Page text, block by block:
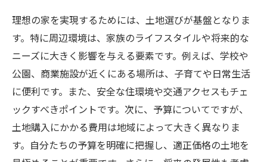
理想の家を実現するためには、土地選びが基盤となりま
す。特に周辺環境は、家族のライフスタイルや将来的な
ニーズに大きく影響を与える要素です。例えば、学校や
公園、商業施設が近くにある場所は、子育てや日常生活
に便利です。また、安全な住環境や交通アクセスもチェ
ックすべきポイントです。次に、予算についてですが、
土地購入にかかる費用は地域によって大きく異なりま
す。自分たちの予算を明確に把握し、適正価格の土地を